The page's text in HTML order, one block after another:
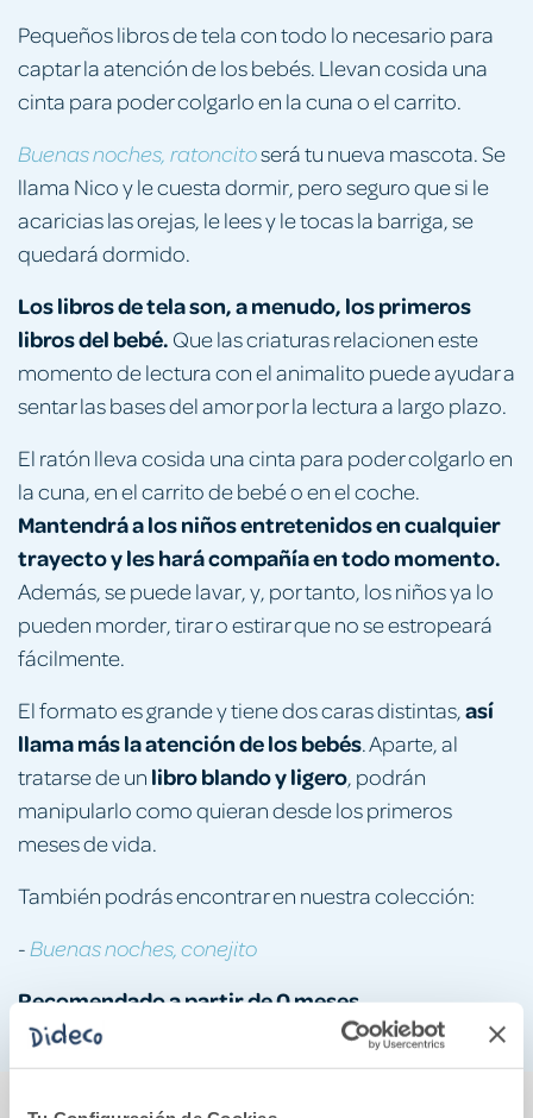
Pequeños libros de tela con todo lo necesario para
captar la atención de los bebés. Llevan cosida una
cinta para poder colgarlo en la cuna o el carrito.
Buenas noches, ratoncitoserá tu nueva mascota. Se
llama Nico y le cuesta dormir, pero seguro que si le
acaricias las orejas, le lees y le tocas la barriga, se
quedará dormido.
Los libros de tela son, a menudo, los primeros
libros del bebé. Que las criaturas relacionen este
momento de lectura con el animalito puede ayudar a
sentar las bases del amor por la lectura a largo plazo.
El ratón lleva cosida una cinta para poder colgarlo en
la cuna, en el carrito de bebé o en el coche.
Mantendrá a los niños entretenidos en cualquier
trayecto y les hará compañía en todo momento.
Además, se puede lavar, y, por tanto, los niños ya lo
pueden morder, tirar o estirar que no se estropeará
fácilmente.
El formato es grande y tiene dos caras distintas,así
llama más la atención de los bebés. Aparte, al
tratarse de un libro blando y ligero, podrán
manipularlo como quieran desde los primeros
meses de vida.
También podrás encontrar en nuestra colección:
-Buenas noches, conejito
Recomendado a partir de 0 meses.
También podría gustarte...